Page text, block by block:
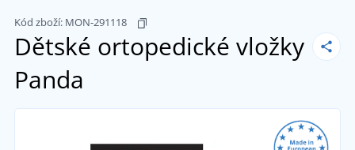
Kód zboží: MON-291118
Dětské ortopedické vložky
Panda